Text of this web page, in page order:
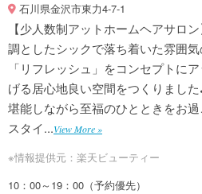
石川県金沢市東力4-7-1
【少人数制アットホームヘアサロ
調としたシックで落ち着いた雰囲
「リフレッシュ」をコンセプトに
げる居心地良い空間をつくりまし
堪能しながら至福のひとときをお
スタイ...View More »
※情報提供元：楽天ビューティー
10：00～19：00（予約優先）